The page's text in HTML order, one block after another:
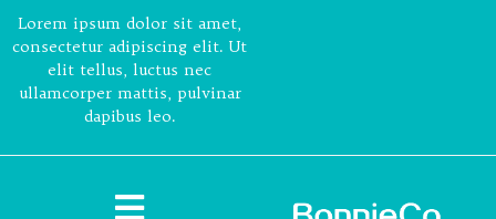
Lorem ipsum dolor sit amet,
consectetur adipiscing elit. Ut
elit tellus, luctus nec
ullamcorper mattis, pulvinar
dapibus leo.